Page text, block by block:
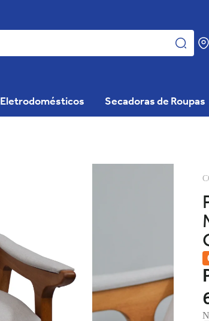
Eletrodomésticos Secadoras de Roupas